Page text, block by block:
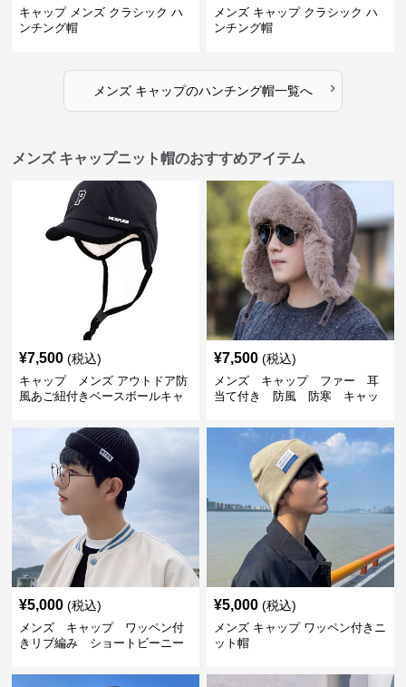
キャップ メンズ クラシック ハ
ンチング帽
メンズ キャップ クラシック ハ
ンチング帽
メンズ キャップのハンチング帽一覧へ ›
メンズ キャップニット帽のおすすめアイテム
¥7,500 (税込)
キャップ メンズ アウトドア防
風あご紐付きベースボールキャ
¥7,500 (税込)
メンズ キャップ ファー 耳
当て付き 防風 防寒 キャッ
¥5,000 (税込)
メンズ キャップ ワッペン付
きリブ編み ショートビーニー
¥5,000 (税込)
メンズ キャップ ワッペン付きニ
ット帽